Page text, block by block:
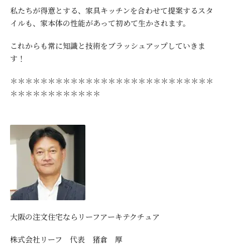
私たちが得意とする、家具キッチンを合わせて提案するスタ
イルも、家本体の性能があって初めて生かされます。
これからも常に知識と技術をブラッシュアップしていきま
す！
＊＊＊＊＊＊＊＊＊＊＊＊＊＊＊＊＊＊＊＊＊＊＊＊＊＊＊
＊＊＊＊＊＊＊＊＊＊＊＊
大阪の注文住宅ならリーフアーキテクチュア
株式会社リーフ 代表 猪倉 厚